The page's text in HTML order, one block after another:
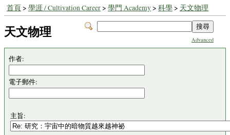
首頁> 學涯 / Cultivation Career> 學門 Academy> 科學> 天文物理
Advanced
天文物理
作者:
電子郵件:
主旨: